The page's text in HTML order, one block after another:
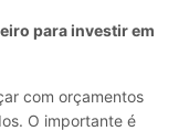
para investir em
com orçamentos
O importante é